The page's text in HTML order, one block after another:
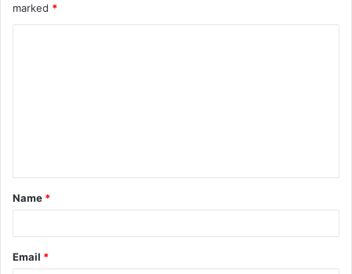
marked *
t
*
Name *
Email *